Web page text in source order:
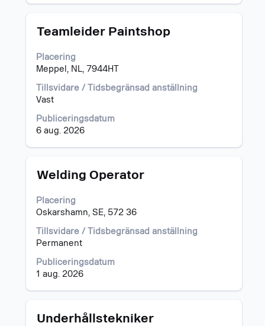
Titel
Teamleider Paintshop
Placering
Meppel, NL, 7944HT
Tillsvidare / Tidsbegränsad anställning
Vast
Publiceringsdatum
6 aug. 2026
Klicka
blankstegstangenten
för
visa
allt
i
jobbeskrivningen.
Titel
Welding Operator
Placering
Oskarshamn, SE, 572 36
Tillsvidare / Tidsbegränsad anställning
Permanent
Publiceringsdatum
1 aug. 2026
Klicka
blankstegstangenten
för
visa
allt
i
jobbeskrivningen.
Titel
Underhållstekniker
Klicka